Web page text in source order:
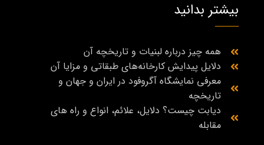
بیشتر بدانید
همه چیز درباره لبنیات و تاریخچه آن
دلایل پیدایش کارخانه‌های طبقاتی و مزایا آن
معرفی نمایشگاه آگروفود در ایران و جهان و
تاریخچه
دیابت چیست؟ دلایل، علائم، انواع و راه‌ های
مقابله